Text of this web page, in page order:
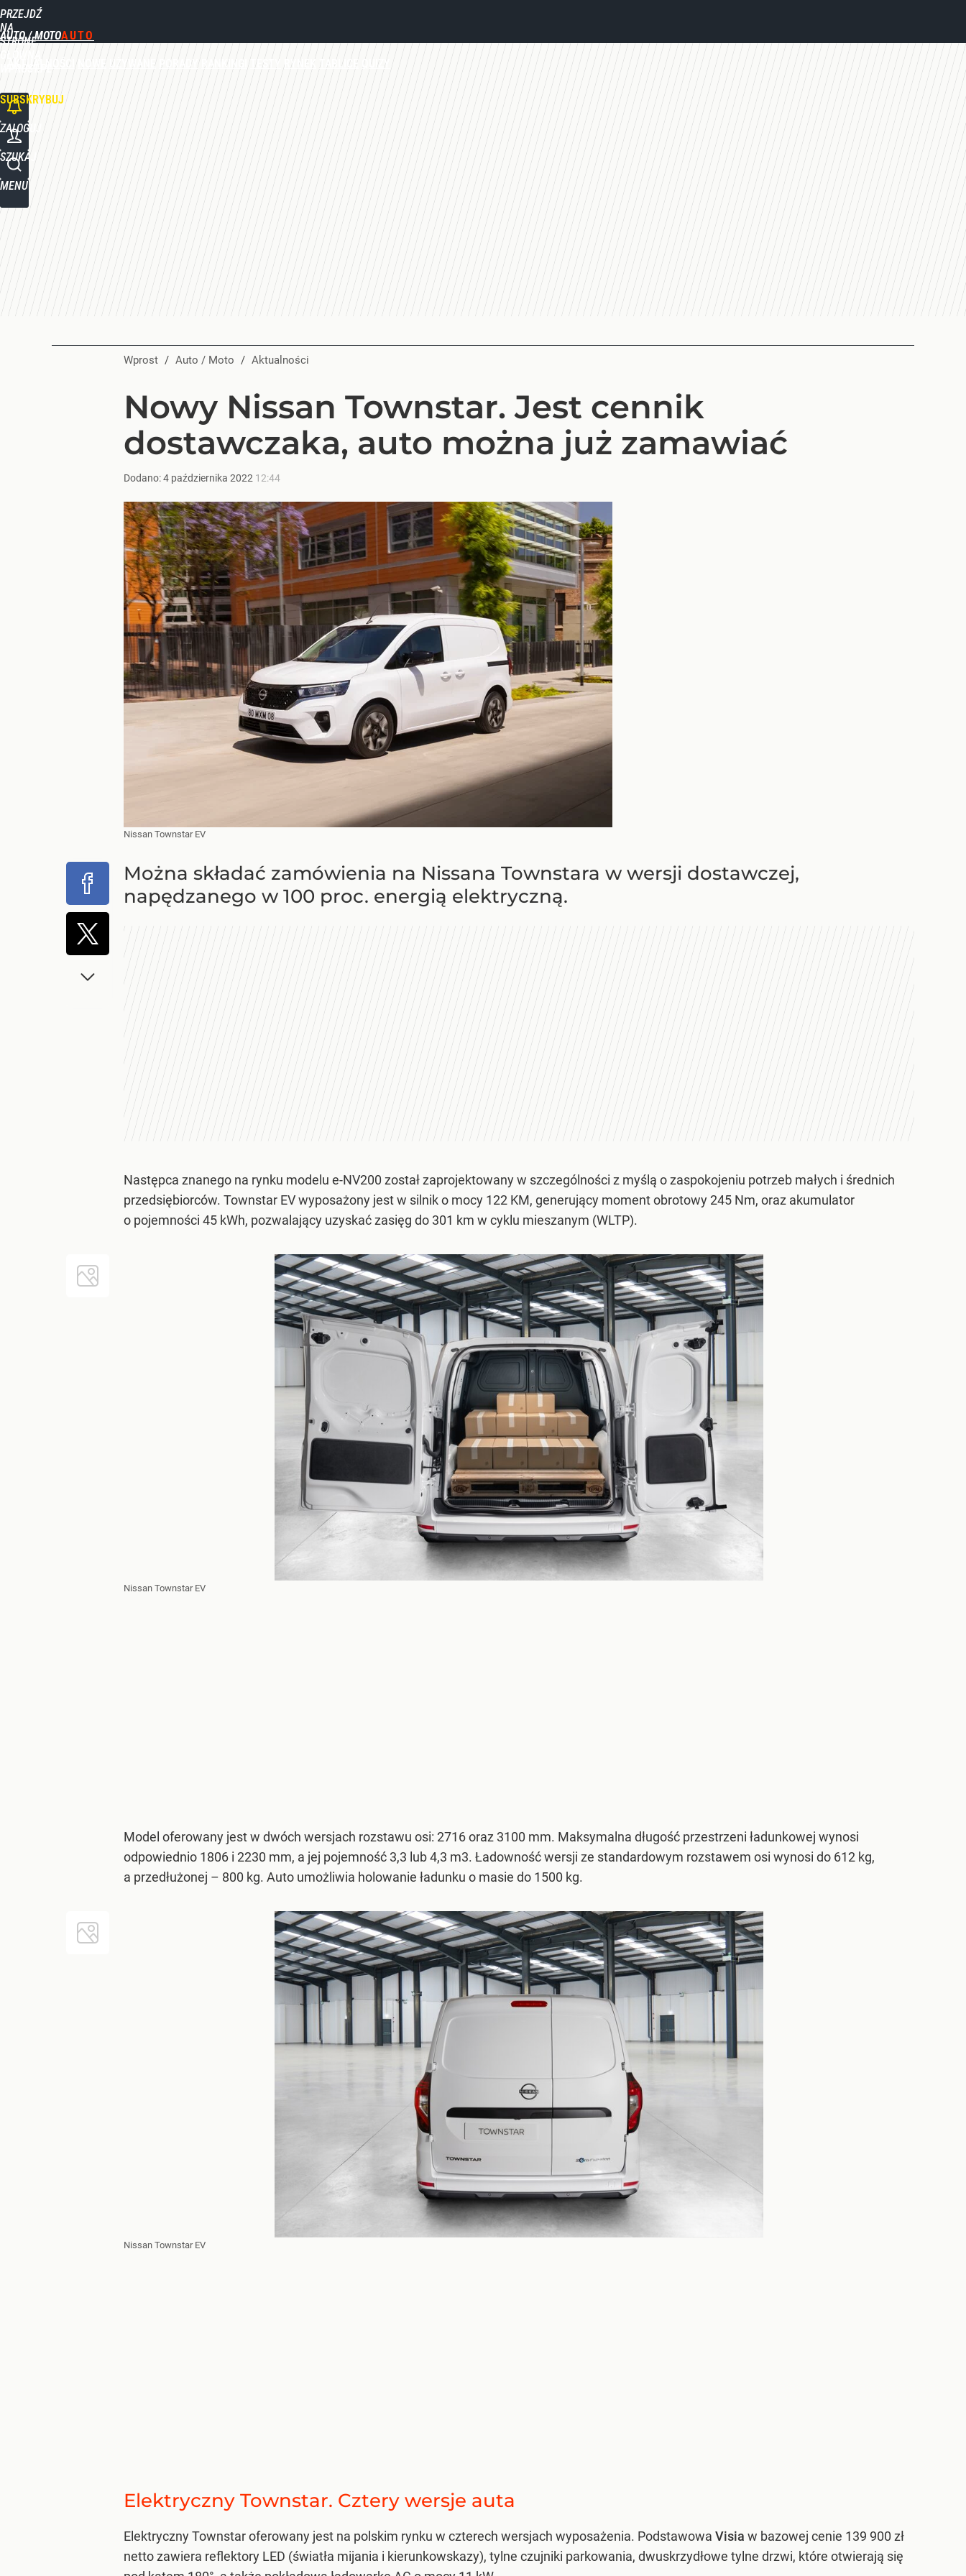
PRZEJDŹ
NA
STRONĘ
GŁÓWNĄ
WPROST.PL
AUTO / MOTO
AKTUALNOŚCI NOWE UŻYWANE PORADY RANKINGI TESTY RYNEK TABLICE QUIZY
SUBSKRYBUJ
ZALOGUJ
SZUKAJ
MENU
Wprost / Auto / Moto / Aktualności
Nowy Nissan Townstar. Jest cennik
dostawczaka, auto można już zamawiać
Dodano:4 października 2022 12:44
Nissan Townstar EV
Można składać zamówienia na Nissana Townstara w wersji dostawczej,
napędzanego w 100 proc. energią elektryczną.
Następca znanego na rynku modelu e-NV200 został zaprojektowany w szczególności z myślą o zaspokojeniu potrzeb małych i średnich
przedsiębiorców. Townstar EV wyposażony jest w silnik o mocy 122 KM, generujący moment obrotowy 245 Nm, oraz akumulator
o pojemności 45 kWh, pozwalający uzyskać zasięg do 301 km w cyklu mieszanym (WLTP).
Nissan Townstar EV
Model oferowany jest w dwóch wersjach rozstawu osi: 2716 oraz 3100 mm. Maksymalna długość przestrzeni ładunkowej wynosi
odpowiednio 1806 i 2230 mm, a jej pojemność 3,3 lub 4,3 m3. Ładowność wersji ze standardowym rozstawem osi wynosi do 612 kg,
a przedłużonej – 800 kg. Auto umożliwia holowanie ładunku o masie do 1500 kg.
Nissan Townstar EV
Elektryczny Townstar. Cztery wersje auta
Elektryczny Townstar oferowany jest na polskim rynku w czterech wersjach wyposażenia. Podstawowa Visia w bazowej cenie 139 900 zł
netto zawiera reflektory LED (światła mijania i kierunkowskazy), tylne czujniki parkowania, dwuskrzydłowe tylne drzwi, które otwierają się